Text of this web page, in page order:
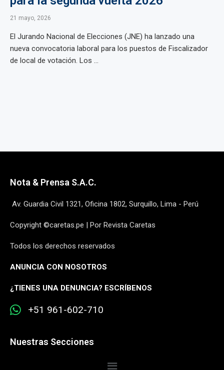
21 mayo, 2026
El Jurando Nacional de Elecciones (JNE) ha lanzado una
nueva convocatoria laboral para los puestos de Fiscalizador
de local de votación. Los ...
Nota & Prensa S.A.C.
Av. Guardia Civil 1321, Oficina 1802, Surquillo, Lima - Perú
Copyright ©caretas.pe | Por Revista Caretas
Todos los derechos reservados
ANUNCIA CON NOSOTROS
¿TIENES UNA DENUNCIA? ESCRÍBENOS
+51 961-602-710
Nuestras Secciones